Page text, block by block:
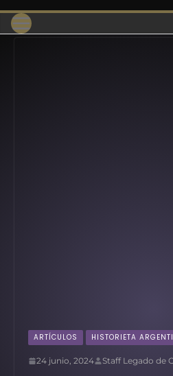
ARTÍCULOS HISTORIETA
24 junio, 2024 Staff Legado de